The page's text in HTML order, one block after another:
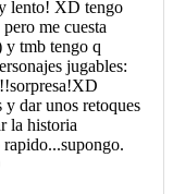
lento! XD tengo
me cuesta
y tmb tengo q
jugables:
y dar unos retoques
la historia